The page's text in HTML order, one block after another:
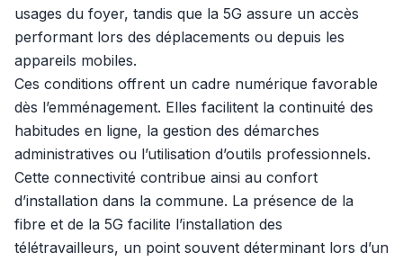
usages du foyer, tandis que la 5G assure un accès
performant lors des déplacements ou depuis les
appareils mobiles.
Ces conditions offrent un cadre numérique favorable
dès l’emménagement. Elles facilitent la continuité des
habitudes en ligne, la gestion des démarches
administratives ou l’utilisation d’outils professionnels.
Cette connectivité contribue ainsi au confort
d’installation dans la commune. La présence de la
fibre et de la 5G facilite l’installation des
télétravailleurs, un point souvent déterminant lors d’un